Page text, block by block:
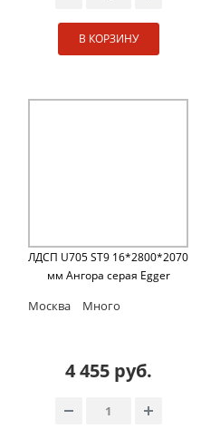
В КОРЗИНУ
ЛДСП U705 ST9 16*2800*2070
мм Ангора серая Egger
Москва Много
4 455 руб.